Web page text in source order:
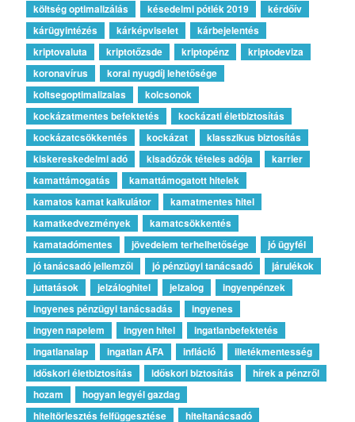
költség optimalizálás
késedelmi pótlék 2019
kérdőív
kárügyintézés
kárképviselet
kárbejelentés
kriptovaluta
kriptotőzsde kriptopénz
kriptodeviza
koronavírus
korai nyugdíj lehetősége
koltsegoptimalizalas
kolcsonok
kockázatmentes befektetés
kockázati életbiztosítás
kockázatcsökkentés
kockázat
klasszikus biztosítás
kiskereskedelmi adó
kisadózók tételes adója
karrier
kamattámogatás
kamattámogatott hitelek
kamatos kamat kalkulátor
kamatmentes hitel
kamatkedvezmények
kamatcsökkentés
kamatadómentes
jövedelem terhelhetősége
jó ügyfél
jó tanácsadó jellemzői
jó pénzügyi tanácsadó
járulékok
juttatások
jelzáloghitel jelzalog
ingyenpénzek
ingyenes pénzügyi tanácsadás
ingyenes
ingyen napelem
ingyen hitel
ingatlanbefektetés
ingatlanalap
ingatlan ÁFA infláció
illetékmentesség
időskori életbiztosítás
időskori biztosítás
hírek a pénzről
hozam
hogyan legyél gazdag
hiteltörlesztés felfüggesztése
hiteltanácsadó